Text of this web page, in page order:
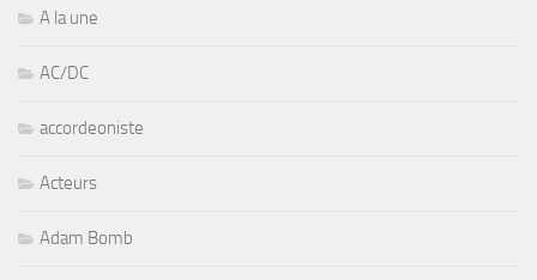
A la une
AC/DC
accordeoniste
Acteurs
Adam Bomb